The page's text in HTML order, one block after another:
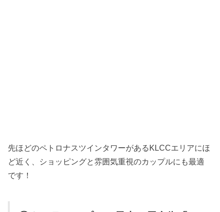
先ほどのペトロナスツインタワーがあるKLCCエリアにほ
ど近く、ショッピングと雰囲気重視のカップルにも最適
です！